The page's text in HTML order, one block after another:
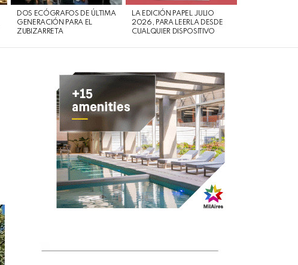
DOS ECÓGRAFOS DE ÚLTIMA
GENERACIÓN PARA EL
ZUBIZARRETA
LA EDICIÓN PAPEL JULIO
2026, PARA LEERLA DESDE
CUALQUIER DISPOSITIVO